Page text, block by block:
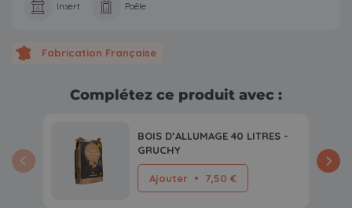
Insert Poêle
Fabrication Française
Complétez ce produit avec :
BOIS D’ALLUMAGE 40 LITRES -
GRUCHY
Ajouter • 7,50 €